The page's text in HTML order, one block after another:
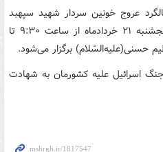
عروج خونین سردار شهید سپهبد
پاسدار حاج حسین سلامی فردا پنجشنبه ۲۱ خردادماه از ساعت ۹:۳۰ تا
اسرائیل علیه کشورمان به شهادت